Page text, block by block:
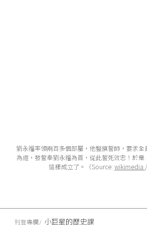
劉永福率領兩百多個部屬，他豎旗誓師，要求
為證，發誓奉劉永福為首，從此誓死效忠！於
這樣成立了。（Source: wikimedia
刊登專欄 小巨星的歷史課